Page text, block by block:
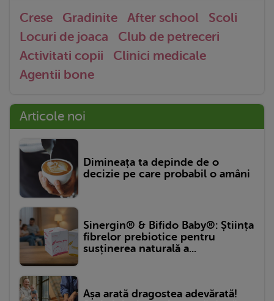
Crese Gradinite After school
Scoli
Locuri de joaca
Club de petreceri
Activitati copii
Clinici medicale
Agentii bone
Articole noi
Dimineața ta depinde de o
decizie pe care probabil o amâni
Sinergin® & Bifido Baby®: Știința
fibrelor prebiotice pentru
susținerea naturală a...
Așa arată dragostea adevărată!